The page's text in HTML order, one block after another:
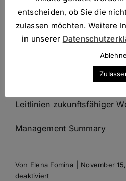
Triple
Leitlinien zukunftsfähiger
Management Summary
Von Elena Fomina November
deaktiviertfür
entscheiden, ob Sie die
zulassen möchten. Weitere
in unserer